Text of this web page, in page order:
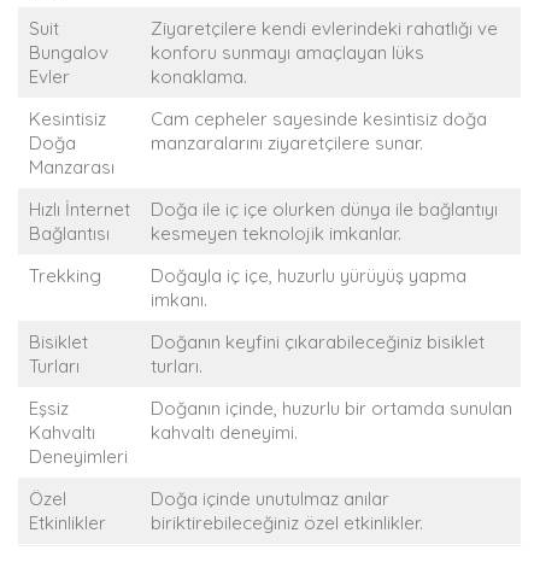
Suit
Bungalov
Evler
Ziyaretçilere kendi evlerindeki rahatlığı ve
konforu sunmayı amaçlayan lüks
konaklama.
Kesintisiz
Doğa
Manzarası
Cam cepheler sayesinde kesintisiz doğa
manzaralarını ziyaretçilere sunar.
Hızlı İnternet
Bağlantısı
Doğa ile iç içe olurken dünya ile bağlantıyı
kesmeyen teknolojik imkanlar.
Trekking
Doğayla iç içe, huzurlu yürüyüş yapma
imkanı.
Bisiklet
Turları
Doğanın keyfini çıkarabileceğiniz bisiklet
turları.
Eşsiz
Kahvaltı
Deneyimleri
Doğanın içinde, huzurlu bir ortamda sunulan
kahvaltı deneyimi.
Özel
Etkinlikler
Doğa içinde unutulmaz anılar
biriktirebileceğiniz özel etkinlikler.